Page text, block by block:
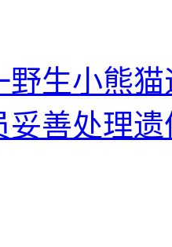
野生小熊
妥善处理遗